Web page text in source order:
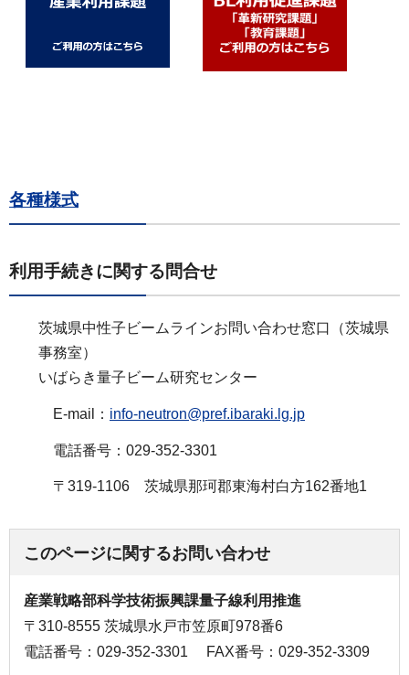
各種様式
利用手続きに関する問合せ
茨城県中性子ビームラインお問い合わせ窓口（茨城県
事務室）
いばらき量子ビーム研究センター
E-mail： info-neutron@pref.ibaraki.lg.jp
電話番号：029-352-3301
〒319-1106 茨城県那珂郡東海村白方162番地1
このページに関するお問い合わせ
産業戦略部科学技術振興課量子線利用推進
〒310-8555 茨城県水戸市笠原町978番6
電話番号：029-352-3301
FAX番号：029-352-3309